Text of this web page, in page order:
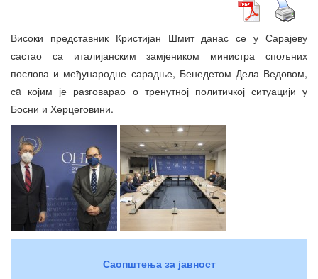
Високи представник Кристијан Шмит данас се у Сарајеву
састао са италијанским замјеником министра спољних
послова и међународне сарадње, Бенедетом Дела Ведовом,
сa којим је разговарао о тренутној политичкој ситуацији у
Босни и Херцеговини.
Саопштења за јавност